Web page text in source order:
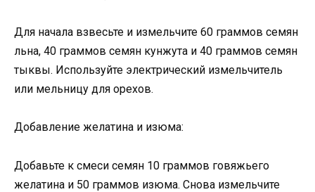
Для начала взвесьте и измельчите 60 граммов семян
льна, 40 граммов семян кунжута и 40 граммов семян
тыквы. Используйте электрический измельчитель
или мельницу для орехов.
Добавление желатина и изюма:
Добавьте к смеси семян 10 граммов говяжьего
желатина и 50 граммов изюма. Снова измельчите